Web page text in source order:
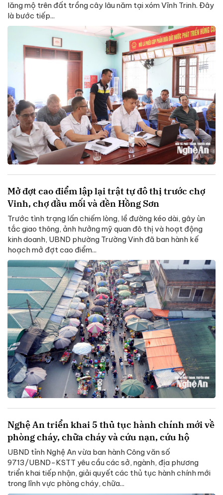
lăng mộ trên đất trồng cây lâu năm tại xóm Vĩnh Trinh. Đây
là bước tiếp...
Mở đợt cao điểm lập lại trật tự đô thị trước chợ
Vinh, chợ đầu mối và đền Hồng Sơn
Trước tình trạng lấn chiếm lòng, lề đường kéo dài, gây ùn
tắc giao thông, ảnh hưởng mỹ quan đô thị và hoạt động
kinh doanh, UBND phường Trường Vinh đã ban hành kế
hoạch mở đợt cao điểm...
Nghệ An triển khai 5 thủ tục hành chính mới về
phòng cháy, chữa cháy và cứu nạn, cứu hộ
UBND tỉnh Nghệ An vừa ban hành Công văn số
9713/UBND-KSTT yêu cầu các sở, ngành, địa phương
triển khai tiếp nhận, giải quyết các thủ tục hành chính mới
trong lĩnh vực phòng cháy, chữa...